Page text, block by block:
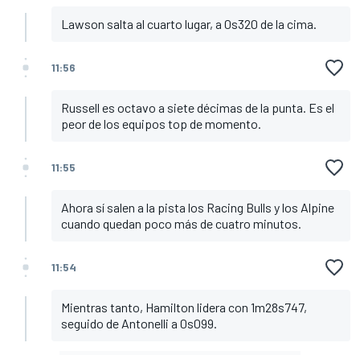
Lawson salta al cuarto lugar, a 0s320 de la cima.
11:56
Russell es octavo a siete décimas de la punta. Es el
peor de los equipos top de momento.
11:55
Ahora sí salen a la pista los Racing Bulls y los Alpine
cuando quedan poco más de cuatro minutos.
11:54
Mientras tanto, Hamilton lidera con 1m28s747,
seguido de Antonelli a 0s099.